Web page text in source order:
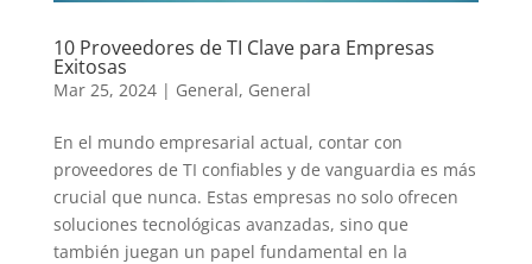
10 Proveedores de TI Clave para Empresas
Exitosas
Mar 25, 2024| General, General
En el mundo empresarial actual, contar con
proveedores de TI confiables y de vanguardia es más
crucial que nunca. Estas empresas no solo ofrecen
soluciones tecnológicas avanzadas, sino que
también juegan un papel fundamental en la